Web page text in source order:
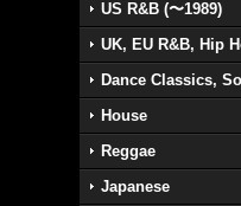
US R&B (〜1989)
UK, EU R&B, Hip
Dance Classics,
House
Reggae
Japanese